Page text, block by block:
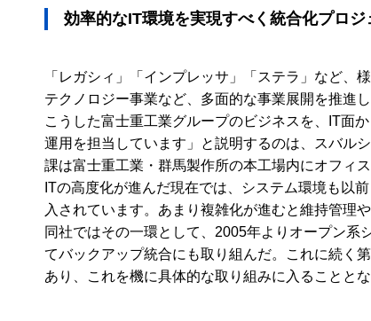
効率的なIT環境を実現すべく統合化プロジ
「レガシィ」「インプレッサ」「ステラ」など
テクノロジー事業など、多面的な事業展開を推進し
こうした富士重工業グループのビジネスを、IT面
運用を担当しています」と説明するのは、スバ
課は富士重工業・群馬製作所の本工場内にオフィ
ITの高度化が進んだ現在では、システム環境も以
入されています。あまり複雑化が進むと維持管理
同社ではその一環として、2005年よりオープン系
てバックアップ統合にも取り組んだ。これに続く
あり、これを機に具体的な取り組みに入ることとな